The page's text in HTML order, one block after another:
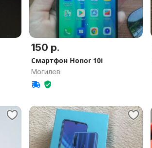
150 р.
Смартфон Honor 10i
Могилев